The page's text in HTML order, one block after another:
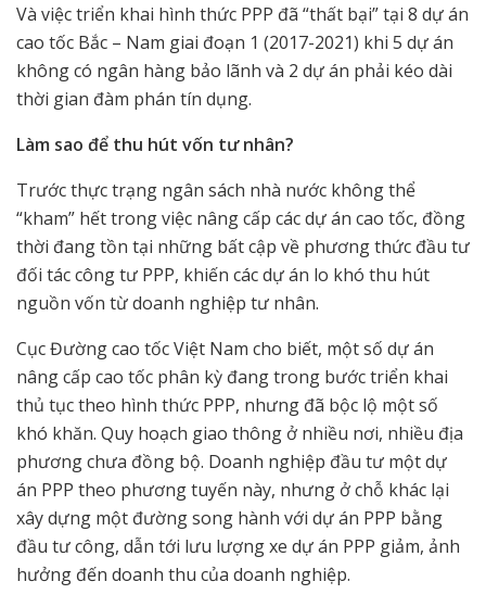
Và việc triển khai hình thức PPP đã “thất bại” tại 8 dự án
cao tốc Bắc – Nam giai đoạn 1 (2017-2021) khi 5 dự án
không có ngân hàng bảo lãnh và 2 dự án phải kéo dài
thời gian đàm phán tín dụng.
Làm sao để thu hút vốn tư nhân?
Trước thực trạng ngân sách nhà nước không thể
“kham” hết trong việc nâng cấp các dự án cao tốc, đồng
thời đang tồn tại những bất cập về phương thức đầu tư
đối tác công tư PPP, khiến các dự án lo khó thu hút
nguồn vốn từ doanh nghiệp tư nhân.
Cục Đường cao tốc Việt Nam cho biết, một số dự án
nâng cấp cao tốc phân kỳ đang trong bước triển khai
thủ tục theo hình thức PPP, nhưng đã bộc lộ một số
khó khăn. Quy hoạch giao thông ở nhiều nơi, nhiều địa
phương chưa đồng bộ. Doanh nghiệp đầu tư một dự
án PPP theo phương tuyến này, nhưng ở chỗ khác lại
xây dựng một đường song hành với dự án PPP bằng
đầu tư công, dẫn tới lưu lượng xe dự án PPP giảm, ảnh
hưởng đến doanh thu của doanh nghiệp.